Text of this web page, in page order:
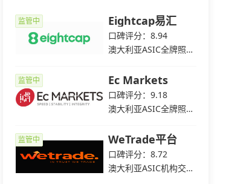
监管中 Eightcap易汇
口碑评分：8.94
澳大利亚ASIC全牌照
监管中 Ec Markets
口碑评分：9.18
澳大利亚ASIC全牌照
监管中 WeTrade平台
口碑评分：8.72
澳大利亚ASIC机构交易